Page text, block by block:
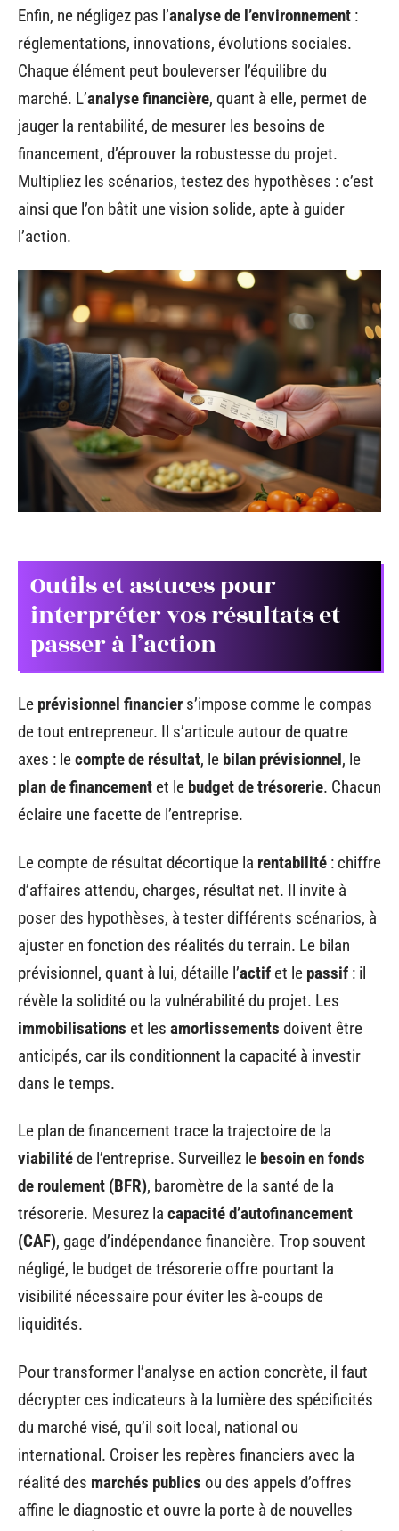
Enfin, ne négligez pas l’analyse de l’environnement :
réglementations, innovations, évolutions sociales.
Chaque élément peut bouleverser l’équilibre du
marché. L’analyse financière, quant à elle, permet de
jauger la rentabilité, de mesurer les besoins de
financement, d’éprouver la robustesse du projet.
Multipliez les scénarios, testez des hypothèses : c’est
ainsi que l’on bâtit une vision solide, apte à guider
l’action.
Outils et astuces pour
interpréter vos résultats et
passer à l’action
Le prévisionnel financier s’impose comme le compas
de tout entrepreneur. Il s’articule autour de quatre
axes : lecompte de résultat, le bilan prévisionnel, le
plan de financement et le budget de trésorerie. Chacun
éclaire une facette de l’entreprise.
Le compte de résultat décortique la rentabilité : chiffre
d’affaires attendu, charges, résultat net. Il invite à
poser des hypothèses, à tester différents scénarios, à
ajuster en fonction des réalités du terrain. Le bilan
prévisionnel, quant à lui, détaille l’actif et le passif : il
révèle la solidité ou la vulnérabilité du projet. Les
immobilisations et les amortissements doivent être
anticipés, car ils conditionnent la capacité à investir
dans le temps.
Le plan de financement trace la trajectoire de la
viabilitéde l’entreprise. Surveillez le besoin en fonds
de roulement (BFR), baromètre de la santé de la
trésorerie. Mesurez la capacité d’autofinancement
(CAF), gage d’indépendance financière. Trop souvent
négligé, le budget de trésorerie offre pourtant la
visibilité nécessaire pour éviter les à-coups de
liquidités.
Pour transformer l’analyse en action concrète, il faut
décrypter ces indicateurs à la lumière des spécificités
du marché visé, qu’il soit local, national ou
international. Croiser les repères financiers avec la
réalité des marchés publics ou des appels d’offres
affine le diagnostic et ouvre la porte à de nouvelles